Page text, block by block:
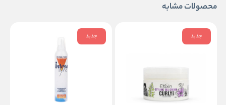
محصولات مشابه
جدید جدید